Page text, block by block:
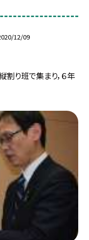
12/09
割り班で集まり，６年